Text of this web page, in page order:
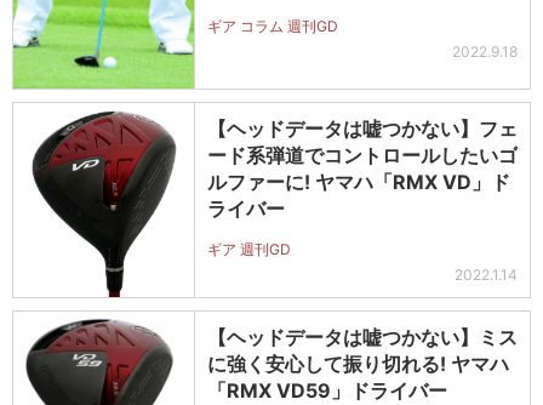
ギア コラム 週刊GD
2022.9.18
【ヘッドデータは嘘つかない】フェ
ード系弾道でコントロールしたいゴ
ルファーに! ヤマハ「RMX VD」ド
ライバー
ギア 週刊GD
2022.1.14
【ヘッドデータは嘘つかない】ミス
に強く安心して振り切れる! ヤマハ
「RMX VD59」ドライバー